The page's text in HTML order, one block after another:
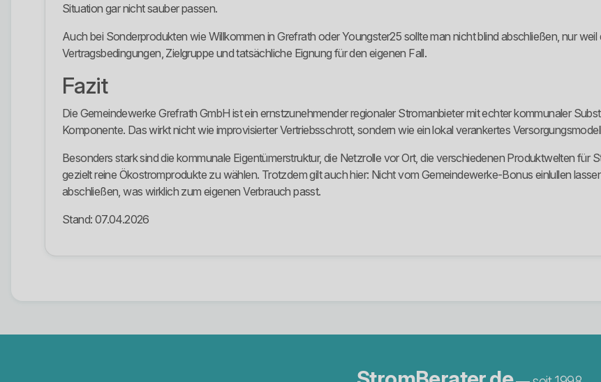
Situation gar nicht sauber passen.
Auch bei Sonderprodukten wie Willkommen in Grefrath oder Youngster25 sollte man nicht blind abschließen, nur
Vertragsbedingungen, Zielgruppe und tatsächliche Eignung für den eigenen Fall.
Fazit
Die Gemeindewerke Grefrath GmbH ist ein ernstzunehmender regionaler Stromanbieter mit echter kommunaler
Komponente. Das wirkt nicht wie improvisierter Vertriebsschrott, sondern wie ein lokal verankertes
Besonders stark sind die kommunale Eigentümerstruktur, die Netzrolle vor Ort, die verschiedenen Produktwelten für
gezielt reine Ökostromprodukte zu wählen. Trotzdem gilt auch hier: Nicht vom Gemeindewerke-Bonus einlullen
abschließen, was wirklich zum eigenen Verbrauch passt.
Stand: 07.04.2026